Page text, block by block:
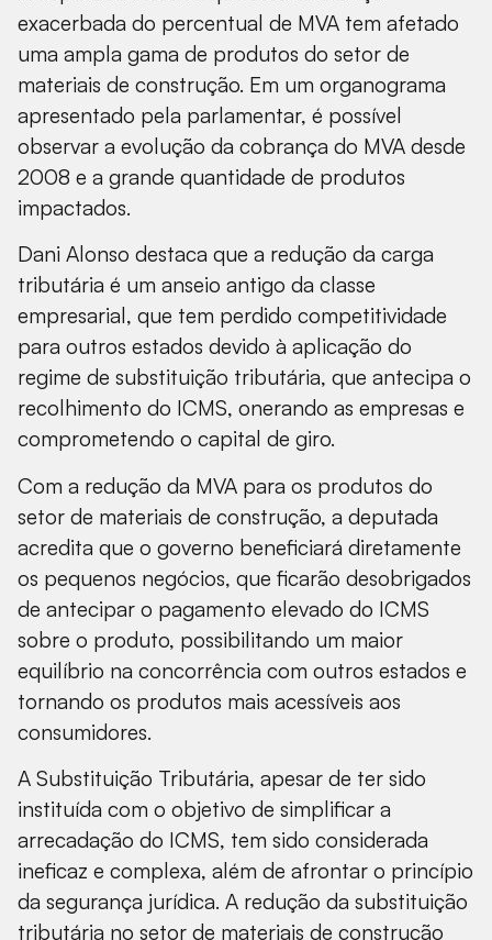
exacerbada do percentual de MVA tem afetado
uma ampla gama de produtos do setor de
materiais de construção. Em um organograma
apresentado pela parlamentar, é possível
observar a evolução da cobrança do MVA desde
2008 e a grande quantidade de produtos
impactados.
Dani Alonso destaca que a redução da carga
tributária é um anseio antigo da classe
empresarial, que tem perdido competitividade
para outros estados devido à aplicação do
regime de substituição tributária, que antecipa o
recolhimento do ICMS, onerando as empresas e
comprometendo o capital de giro.
Com a redução da MVA para os produtos do
setor de materiais de construção, a deputada
acredita que o governo beneficiará diretamente
os pequenos negócios, que ficarão desobrigados
de antecipar o pagamento elevado do ICMS
sobre o produto, possibilitando um maior
equilíbrio na concorrência com outros estados e
tornando os produtos mais acessíveis aos
consumidores.
A Substituição Tributária, apesar de ter sido
instituída com o objetivo de simplificar a
arrecadação do ICMS, tem sido considerada
ineficaz e complexa, além de afrontar o princípio
da segurança jurídica. A redução da substituição
tributária no setor de materiais de construção